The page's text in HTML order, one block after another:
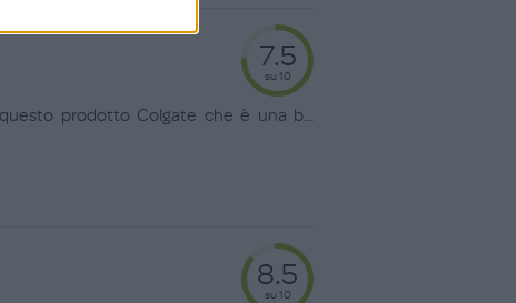
7.5
su 10
prodotto Colgate che è una b...
8.5
su 10